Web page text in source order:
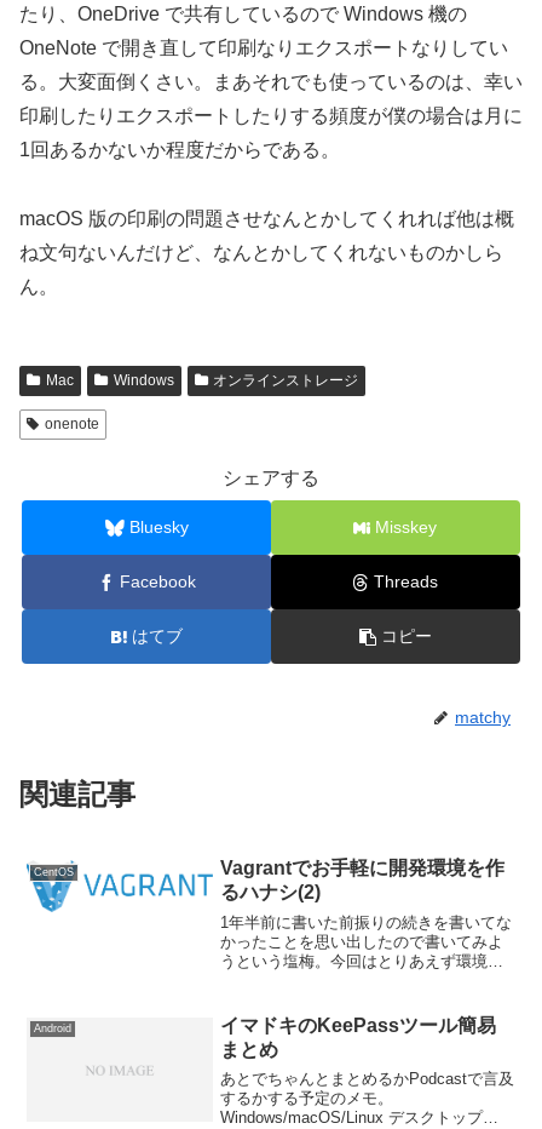
たり、OneDrive で共有しているので Windows 機の
OneNote で開き直して印刷なりエクスポートなりしてい
る。大変面倒くさい。まあそれでも使っているのは、幸い
印刷したりエクスポートしたりする頻度が僕の場合は月に
1回あるかないか程度だからである。
macOS 版の印刷の問題させなんとかしてくれれば他は概
ね文句ないんだけど、なんとかしてくれないものかしら
ん。
Mac Windows オンラインストレージ
onenote
シェアする
Bluesky Misskey
Facebook Threads
はてブ コピー
matchy
関連記事
CentOS
Vagrantでお手軽に開発環境を作
るハナシ(2)
1年半前に書いた前振りの続きを書いてな
かったことを思い出したので書いてみよ
うという塩梅。今回はとりあえず環境だ
インストールしよう。Li...
Android
イマドキのKeePassツール簡易
まとめ
あとでちゃんとまとめるかPodcastで言及
するかする予定のメモ。
Windows/macOS/Linux デスクトップ